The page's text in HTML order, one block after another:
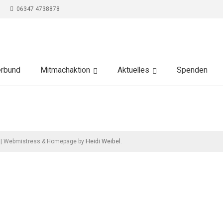
06347 4738878
Mitmachaktion Aktuelles Spenden
| Webmistress & Homepage by Heidi Weibel .